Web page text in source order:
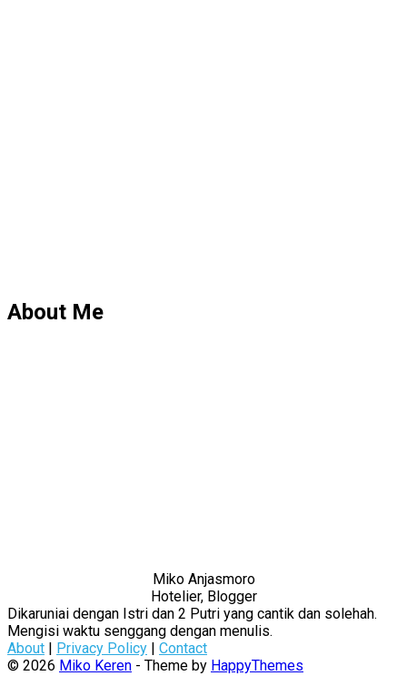
About Me
Miko Anjasmoro
Hotelier, Blogger
Dikaruniai dengan Istri dan 2 Putri yang cantik dan solehah.
Mengisi waktu senggang dengan menulis.
About
Privacy Policy
Contact
© 2026 Miko Keren - Theme by HappyThemes